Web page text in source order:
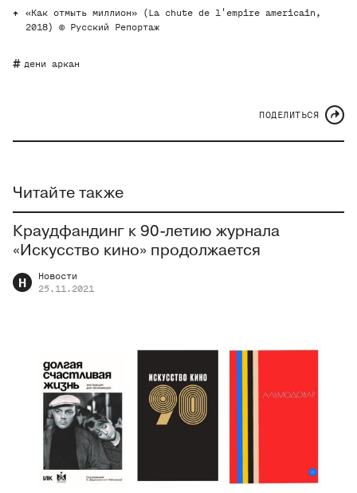
«Как отмыть миллион» (La chute de l'empire americain,
2018) © Русский Репортаж
дени аркан
ПОДЕЛИТЬСЯ
Читайте также
Краудфандинг к 90-летию журнала
«Искусство кино» продолжается
Н
Новости
25.11.2021